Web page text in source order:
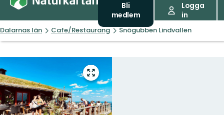
Bli
medlem
Logga
in
Dalarnas län Cafe/Restaurang Snögubben Lindvallen
Gå
till
helskärmsläge